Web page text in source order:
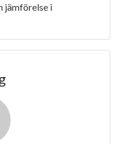
jämförelse i